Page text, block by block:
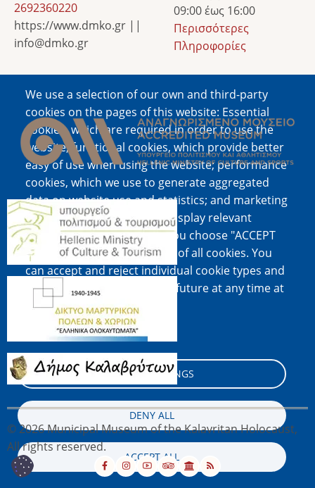
We use a selection of our own and third-party
cookies on the pages of this website: Essential
cookies, which are required in order to use the
website; functional cookies, which provide better
easy of use when using the website; performance
cookies, which we use to generate aggregated
data on website use and statistics; and marketing
cookies, which are used to display relevant
content and advertising. If you choose "ACCEPT
ALL", you consent to the use of all cookies. You
can accept and reject individual cookie types and
revoke your consent for the future at any time at
"Settings".
Cookie documentation
COOKIE SETTINGS
DENY ALL
ACCEPT ALL
2692360220
https://www.dmko.gr ||
info@dmko.gr
09:00 έως 16:00
Περισσότερες
Πληροφορίες
Image
Image
Image
Image
© 2026 Municipal Museum of the Kalavritan Holocaust,
All rights reserved.